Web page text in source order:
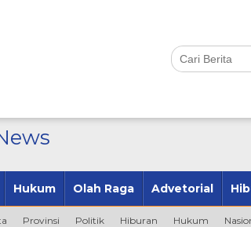
Hukum Olah Raga Advetorial
Provinsi Politik Hiburan Hukum